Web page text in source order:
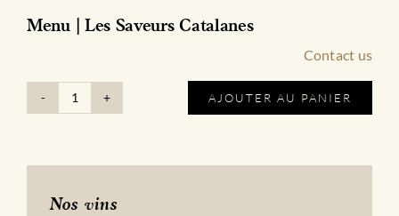
Nos vins
Menu | Les Saveurs Catalanes
Contact us
quantité
Saveurs
AJOUTER AU PANIER